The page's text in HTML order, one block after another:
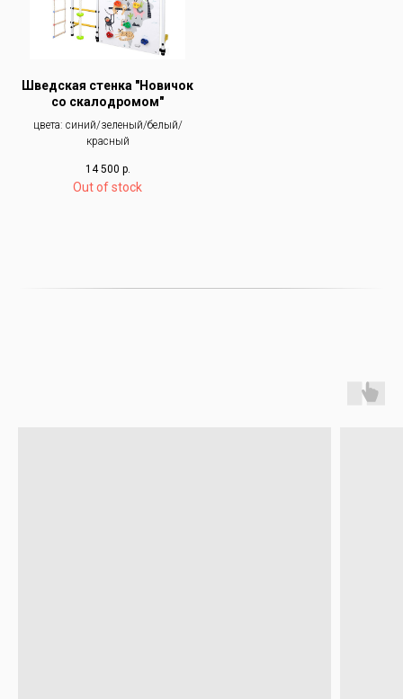
Шведская стенка "Новичок
со скалодромом"
цвета: синий/зеленый/белый/
красный
14 500 р.
Out of stock